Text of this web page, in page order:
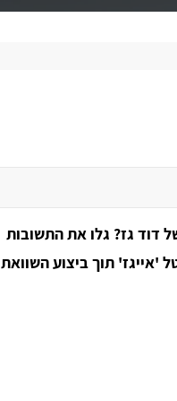
דוד גז? גלו את התשובות
'אייגז' תוך ביצוע השוואת